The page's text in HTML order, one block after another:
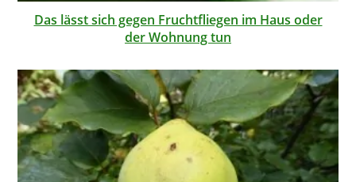
Das lässt sich gegen Fruchtfliegen im Haus oder
der Wohnung tun